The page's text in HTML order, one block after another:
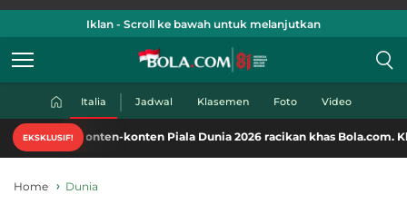
Iklan - Scroll ke bawah untuk melanjutkan
Italia Jadwal Klasemen Foto Video
EKSKLUSIF!
konten-konten Piala Dunia 2026 racikan khas Bola.com. Klik di
Home Dunia